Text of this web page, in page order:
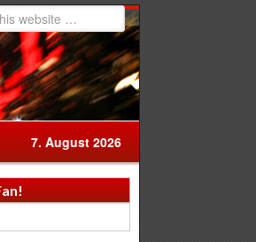
7. August 2026